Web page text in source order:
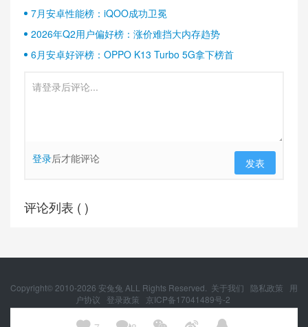
7月安卓性能榜：iQOO成功卫冕
2026年Q2用户偏好榜：涨价难挡大内存趋势
6月安卓好评榜：OPPO K13 Turbo 5G拿下榜首
登录后才能评论 发表
评论列表 ( )
Copyright© 2010-2026 安兔兔 ALL Rights Reserved. 关于我们 隐私政策
用
户协议
登录政策
京ICP备17041489号-2
京公网安备 11010502054377号